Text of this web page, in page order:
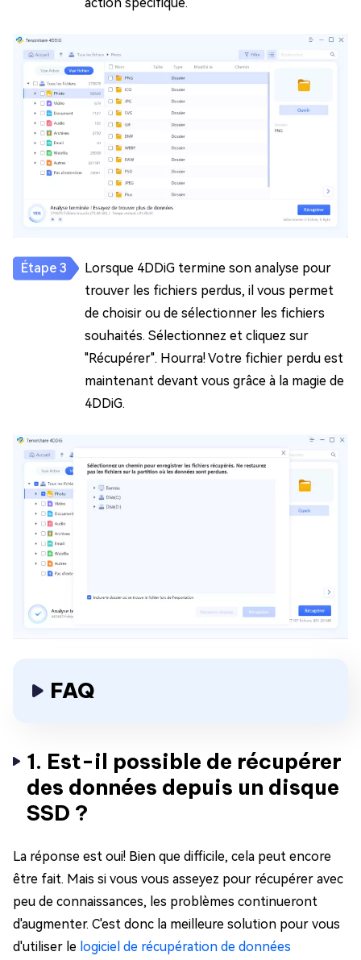
Lorsque 4DDiG termine son analyse pour
trouver les fichiers perdus, il vous permet
de choisir ou de sélectionner les fichiers
souhaités. Sélectionnez et cliquez sur
"Récupérer". Hourra! Votre fichier perdu est
maintenant devant vous grâce à la magie de
4DDiG.
FAQ
1. Est-il possible de récupérer
des données depuis un disque
SSD ?
La réponse est oui! Bien que difficile, cela peut encore
être fait. Mais si vous vous asseyez pour récupérer avec
peu de connaissances, les problèmes continueront
d'augmenter. C'est donc la meilleure solution pour vous
d'utiliser le logiciel de récupération de données